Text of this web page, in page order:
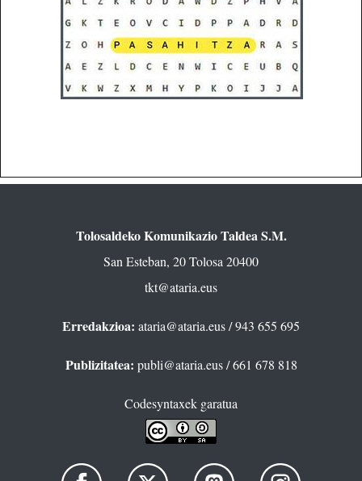
Tolosaldeko Komunikazio Taldea S.M.
San Esteban, 20 Tolosa 20400
tkt@ataria.eus
Erredakzioa: ataria@ataria.eus/ 943 655 695
Publizitatea: publi@ataria.eus/ 661 678 818
Codesyntaxek garatua